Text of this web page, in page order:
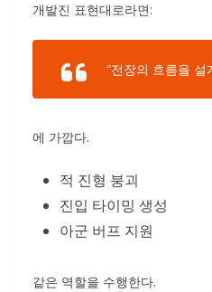
개발진 표현대로라면:
“전장의 흐름을 설
에 가깝다.
적 진형 붕괴
진입 타이밍 생성
아군 버프 지원
같은 역할을 수행한다.